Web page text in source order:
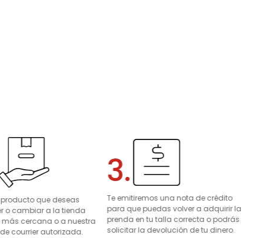
producto que deseas
o cambiar a la tienda
más cercana o a nuestra
courrier autorizada.
3.
Te emitiremos una nota de crédito
para que puedas volver a adquirir la
prenda en tu talla correcta o podrás
solicitar la devolución de tu dinero.